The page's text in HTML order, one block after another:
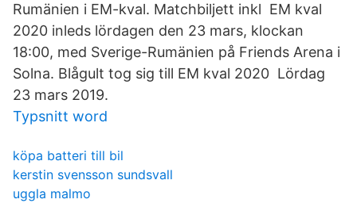
Rumänien i EM-kval. Matchbiljett inkl EM kval
2020 inleds lördagen den 23 mars, klockan
18:00, med Sverige-Rumänien på Friends Arena i
Solna. Blågult tog sig till EM kval 2020 Lördag
23 mars 2019.
Typsnitt word
köpa batteri till bil
kerstin svensson sundsvall
uggla malmo